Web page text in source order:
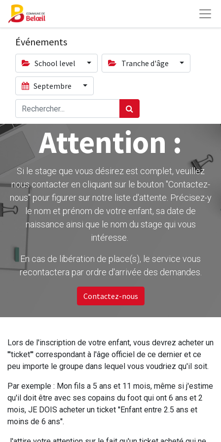
Événements
School level Tranche d'âge
Septembre
Attention :
Si le stage que vous désirez est complet, veuillez
nous contacter en cliquant sur le bouton ''Contactez-
nous" pour figurer sur notre liste d'attente. Précisez-y
le nom et prénom de votre enfant, sa date de
naissance ainsi que le nom du stage qui vous
intéresse.
En cas de libération de place(s), le service vous
recontactera par ordre d'arrivée des demandes.
Contactez-nous
Lors de l'inscription de votre enfant, vous devrez acheter un
'''ticket''' correspondant à l'âge officiel de ce dernier et ce
peu importe le groupe dans lequel vous voudriez qu'il soit.
Par exemple : Mon fils a 5 ans et 11 mois, même si j'estime
qu'il doit être avec ses copains du foot qui ont 6 ans et 2
mois, JE DOIS acheter un ticket ''Enfant entre 2.5 ans et
moins de 6 ans''.